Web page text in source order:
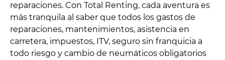
reparaciones. Con Total Renting, cada aventura es
más tranquila al saber que todos los gastos de
reparaciones, mantenimientos, asistencia en
carretera, impuestos, ITV, seguro sin franquicia a
todo riesgo y cambio de neumáticos obligatorios